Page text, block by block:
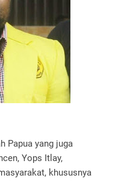
Papua yang juga
Yops Itlay,
khususnya